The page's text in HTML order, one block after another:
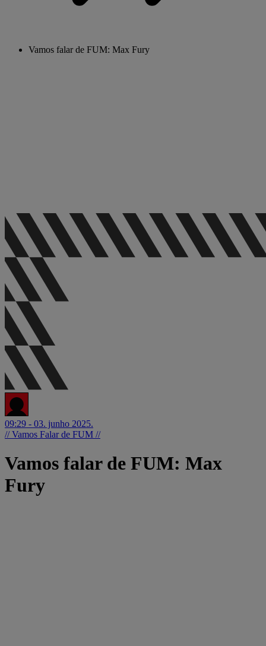
Vamos falar de FUM: Max Fury
09:29 - 03. junho 2025.
// Vamos Falar de FUM //
Vamos falar de FUM: Max
Fury